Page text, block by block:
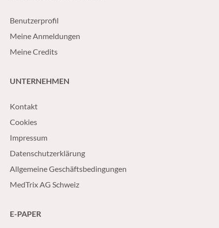
Benutzerprofil
Meine Anmeldungen
Meine Credits
UNTERNEHMEN
Kontakt
Cookies
Impressum
Datenschutzerklärung
Allgemeine Geschäftsbedingungen
MedTrix AG Schweiz
E-PAPER